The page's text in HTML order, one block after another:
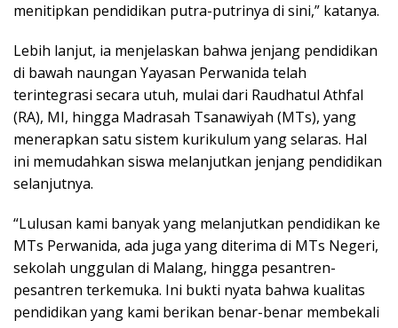
menitipkan pendidikan putra-putrinya di sini,” katanya.
Lebih lanjut, ia menjelaskan bahwa jenjang pendidikan
di bawah naungan Yayasan Perwanida telah
terintegrasi secara utuh, mulai dari Raudhatul Athfal
(RA), MI, hingga Madrasah Tsanawiyah (MTs), yang
menerapkan satu sistem kurikulum yang selaras. Hal
ini memudahkan siswa melanjutkan jenjang pendidikan
selanjutnya.
“Lulusan kami banyak yang melanjutkan pendidikan ke
MTs Perwanida, ada juga yang diterima di MTs Negeri,
sekolah unggulan di Malang, hingga pesantren-
pesantren terkemuka. Ini bukti nyata bahwa kualitas
pendidikan yang kami berikan benar-benar membekali